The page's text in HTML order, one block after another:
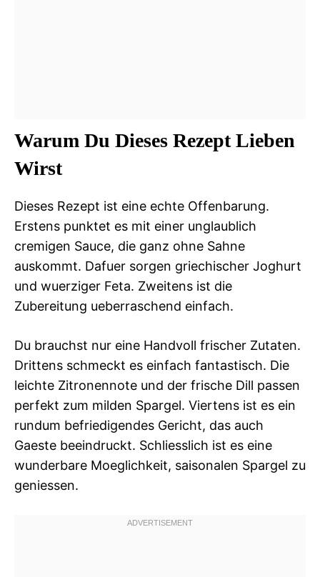
Warum Du Dieses Rezept Lieben
Wirst
Dieses Rezept ist eine echte Offenbarung.
Erstens punktet es mit einer unglaublich
cremigen Sauce, die ganz ohne Sahne
auskommt. Dafuer sorgen griechischer Joghurt
und wuerziger Feta. Zweitens ist die
Zubereitung ueberraschend einfach.
Du brauchst nur eine Handvoll frischer Zutaten.
Drittens schmeckt es einfach fantastisch. Die
leichte Zitronennote und der frische Dill passen
perfekt zum milden Spargel. Viertens ist es ein
rundum befriedigendes Gericht, das auch
Gaeste beeindruckt. Schliesslich ist es eine
wunderbare Moeglichkeit, saisonalen Spargel zu
geniessen.